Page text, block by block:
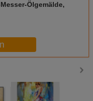
Ölgemälde,